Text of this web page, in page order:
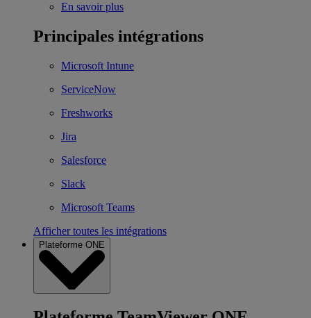
En savoir plus
Principales intégrations
Microsoft Intune
ServiceNow
Freshworks
Jira
Salesforce
Slack
Microsoft Teams
Afficher toutes les intégrations
Plateforme ONE